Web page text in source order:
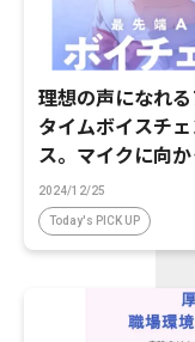
理想の声になれ
タイムボイスチ
ス。マイクに向
ケボ風に音声変換
2024/12/25
Today's PICK UP